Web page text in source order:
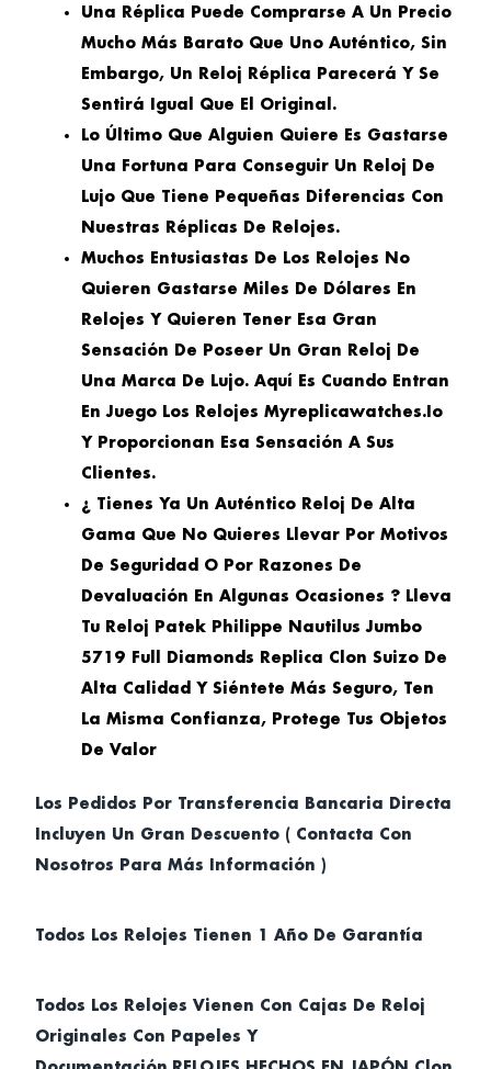
Una Réplica Puede Comprarse A Un Precio
Mucho Más Barato Que Uno Auténtico, Sin
Embargo, Un Reloj Réplica Parecerá Y Se
Sentirá Igual Que El Original.
Lo Último Que Alguien Quiere Es Gastarse
Una Fortuna Para Conseguir Un Reloj De
Lujo Que Tiene Pequeñas Diferencias Con
Nuestras Réplicas De Relojes.
Muchos Entusiastas De Los Relojes No
Quieren Gastarse Miles De Dólares En
Relojes Y Quieren Tener Esa Gran
Sensación De Poseer Un Gran Reloj De
Una Marca De Lujo. Aquí Es Cuando Entran
En Juego Los Relojes Myreplicawatches.io
Y Proporcionan Esa Sensación A Sus
Clientes.
¿ Tienes Ya Un Auténtico Reloj De Alta
Gama Que No Quieres Llevar Por Motivos
De Seguridad O Por Razones De
Devaluación En Algunas Ocasiones ? Lleva
Tu Reloj Patek Philippe Nautilus Jumbo
5719 Full Diamonds Replica Clon Suizo De
Alta Calidad Y Siéntete Más Seguro, Ten
La Misma Confianza, Protege Tus Objetos
De Valor
Los Pedidos Por Transferencia Bancaria Directa
Incluyen Un Gran Descuento ( Contacta Con
Nosotros Para Más Información )
Todos Los Relojes Tienen 1 Año De Garantía
Todos Los Relojes Vienen Con Cajas De Reloj
Originales Con Papeles Y